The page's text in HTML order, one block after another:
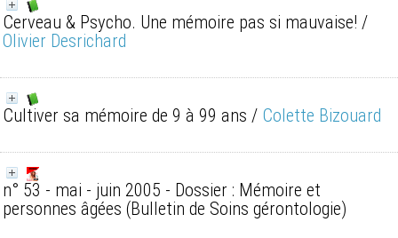
Cerveau & Psycho. Une mémoire pas si mauvaise! /
Olivier Desrichard
Cultiver sa mémoire de 9 à 99 ans / Colette Bizouard
n° 53 - mai - juin 2005 - Dossier : Mémoire et
personnes âgées (Bulletin de Soins gérontologie)